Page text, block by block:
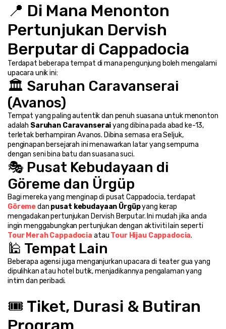
📍 Di Mana Menonton
Pertunjukan Dervish
Berputar di Cappadocia
Terdapat beberapa tempat di mana pengunjung boleh mengalami
upacara unik ini:
🏛️ Saruhan Caravanserai
(Avanos)
Tempat yang paling autentik dan penuh suasana untuk menonton
adalah Saruhan Caravanserai yang dibina pada abad ke-13,
terletak berhampiran Avanos. Dibina semasa era Seljuk,
penginapan bersejarah ini menawarkan latar yang sempurna
dengan seni bina batu dan suasana suci.
🎭 Pusat Kebudayaan di
Göreme dan Ürgüp
Göreme dan pusat kebudayaan Ürgüp yang kerap
mengadakan pertunjukan Dervish Berputar. Ini mudah jika anda
Tour Merah Cappadocia atau Tour Hijau Cappadocia.
🕌 Tempat Lain
Beberapa agensi juga menganjurkan upacara di teater gua yang
dipulihkan atau hotel butik, menjadikannya pengalaman yang
intim dan peribadi.
🎟️ Tiket, Durasi & Butiran